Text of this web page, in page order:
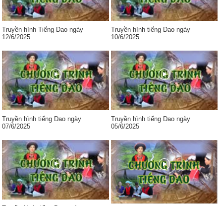
Truyền hình Tiếng Dao ngày
12/6/2025
Truyền hình tiếng Dao ngày
10/6/2025
Truyền hình tiếng Dao ngày
07/6/2025
Truyền hình tiếng Dao ngày
05/6/2025